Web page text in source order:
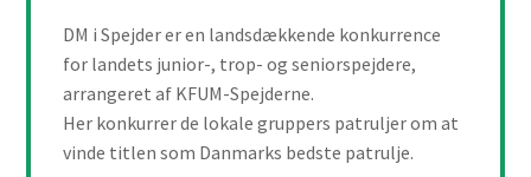
DM i Spejder er en landsdækkende konkurrence
for landets junior-, trop- og seniorspejdere,
arrangeret af KFUM-Spejderne.
Her konkurrer de lokale gruppers patruljer om at
vinde titlen som Danmarks bedste patrulje.